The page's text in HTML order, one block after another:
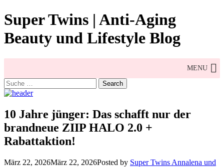
Skip
to
content
Super Twins | Anti-Aging
Beauty und Lifestyle Blog
MENU
Search
for:
10 Jahre jünger: Das schafft nur der
brandneue ZIIP HALO 2.0 +
Rabattaktion!
März 22, 2026März 22, 2026Posted by Super Twins Annalena und